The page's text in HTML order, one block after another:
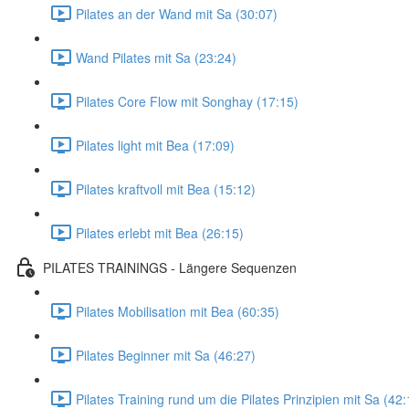
Pilates an der Wand mit Sa (30:07)
Wand Pilates mit Sa (23:24)
Pilates Core Flow mit Songhay (17:15)
Pilates light mit Bea (17:09)
Pilates kraftvoll mit Bea (15:12)
Pilates erlebt mit Bea (26:15)
PILATES TRAININGS - Längere Sequenzen
Pilates Mobilisation mit Bea (60:35)
Pilates Beginner mit Sa (46:27)
Pilates Training rund um die Pilates Prinzipien mit Sa